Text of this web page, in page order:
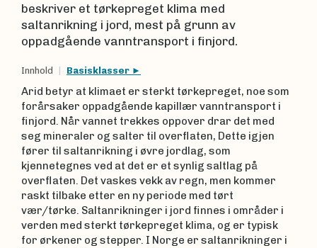
beskriver et tørkepreget klima med
saltanrikning i jord, mest på grunn av
oppadgående vanntransport i finjord.
Innhold Basisklasser
Arid betyr at klimaet er sterkt tørkepreget, noe som
forårsaker oppadgående kapillær vanntransport i
finjord. Når vannet trekkes oppover drar det med
seg mineraler og salter til overflaten, Dette igjen
fører til saltanrikning i øvre jordlag, som
kjennetegnes ved at det er et synlig saltlag på
overflaten. Det vaskes vekk av regn, men kommer
raskt tilbake etter en ny periode med tørt
vær/tørke. Saltanrikninger i jord finnes i områder i
verden med sterkt tørkepreget klima, og er typisk
for ørkener og stepper. I Norge er saltanrikninger i